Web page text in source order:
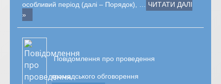
особливий період (далі – Порядок), …
ЧИТАТИ ДАЛІ
»
Повідомлення про проведення
громадського обговорення